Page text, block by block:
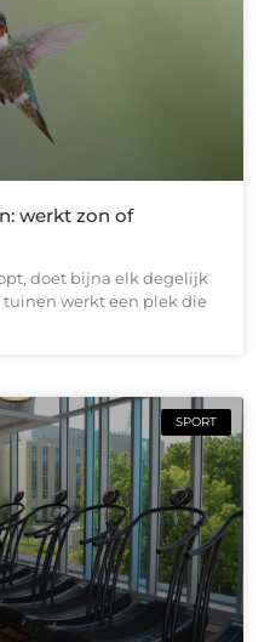
werkt zon of
doet bijna elk degelijk
tuinen werkt een plek die
SPORT